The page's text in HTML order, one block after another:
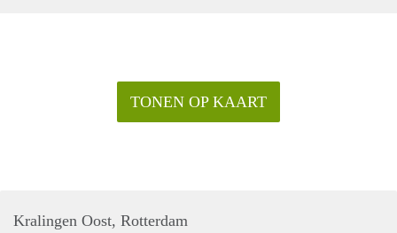
TONEN OP KAART
Kralingen Oost, Rotterdam